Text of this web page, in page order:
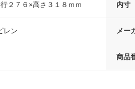
２７６×高さ３１８ｍｍ 内寸
レン メー
商品